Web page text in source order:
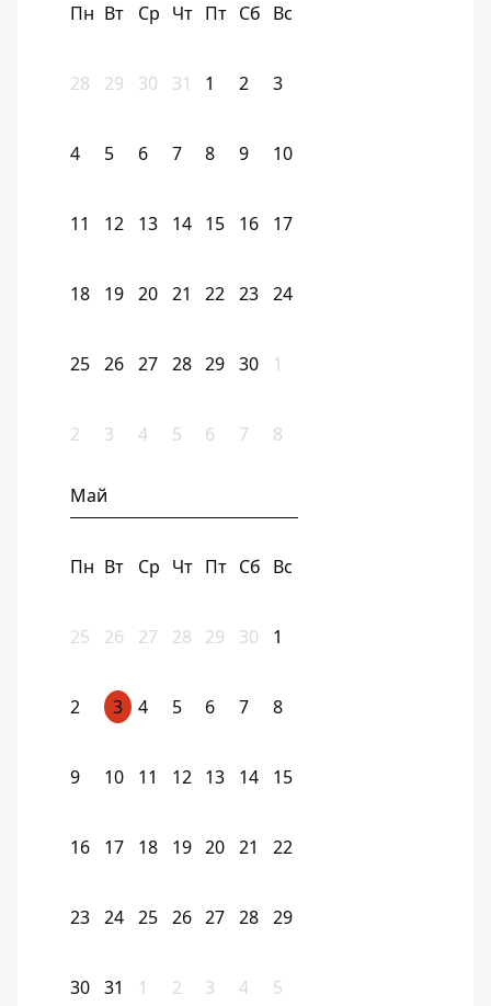
Пн Вт Ср Чт Пт Сб Вс
28 29 30 31 1 2 3
4 5 6 7 8 9 10
11 12 13 14 15 16 17
18 19 20 21 22 23 24
25 26 27 28 29 30 1
2 3 4 5 6 7 8
Май
Пн Вт Ср Чт Пт Сб Вс
25 26 27 28 29 30 1
2 3 4 5 6 7 8
9 10 11 12 13 14 15
16 17 18 19 20 21 22
23 24 25 26 27 28 29
30 31 1 2 3 4 5